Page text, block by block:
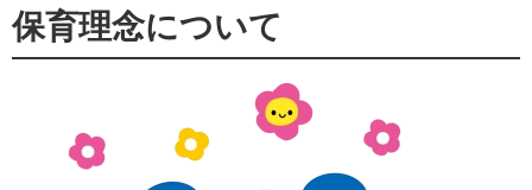
保育理念について